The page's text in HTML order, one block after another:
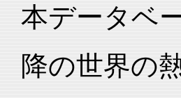
2005029S11072 2005
2005029S11072
2005029S11072 2005
本データベ
降の世界の